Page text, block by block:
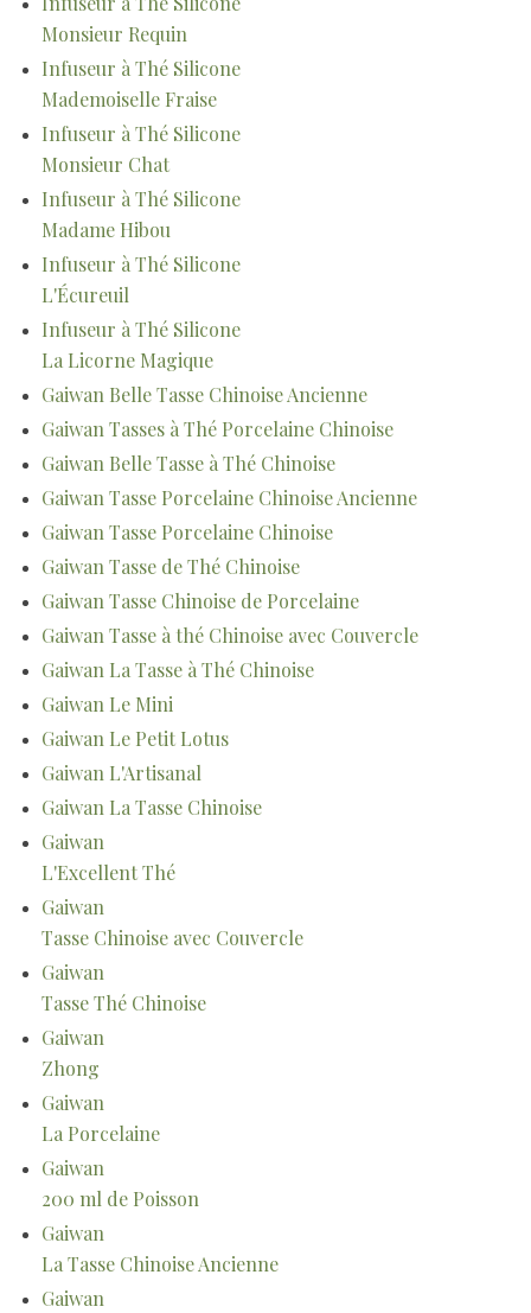
Monsieur Requin
Infuseur à Thé Silicone
Mademoiselle Fraise
Infuseur à Thé Silicone
Monsieur Chat
Infuseur à Thé Silicone
Madame Hibou
Infuseur à Thé Silicone
L'Écureuil
Infuseur à Thé Silicone
La Licorne Magique
Gaiwan Belle Tasse Chinoise Ancienne
Gaiwan Tasses à Thé Porcelaine Chinoise
Gaiwan Belle Tasse à Thé Chinoise
Gaiwan Tasse Porcelaine Chinoise Ancienne
Gaiwan Tasse Porcelaine Chinoise
Gaiwan Tasse de Thé Chinoise
Gaiwan Tasse Chinoise de Porcelaine
Gaiwan Tasse à thé Chinoise avec Couvercle
Gaiwan La Tasse à Thé Chinoise
Gaiwan Le Mini
Gaiwan Le Petit Lotus
Gaiwan L'Artisanal
Gaiwan La Tasse Chinoise
Gaiwan
L'Excellent Thé
Gaiwan
Tasse Chinoise avec Couvercle
Gaiwan
Tasse Thé Chinoise
Gaiwan
Zhong
Gaiwan
La Porcelaine
Gaiwan
200 ml de Poisson
Gaiwan
La Tasse Chinoise Ancienne
Gaiwan